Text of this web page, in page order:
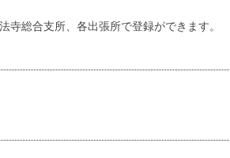
寺総合支所、各出張所で登録ができます。